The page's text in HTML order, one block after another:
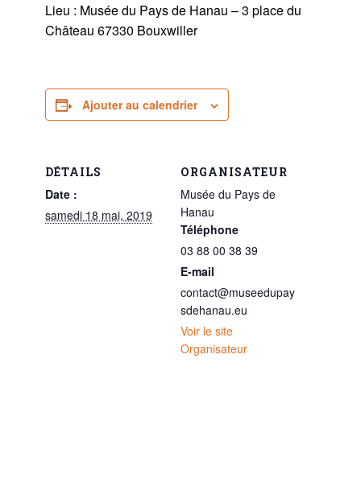
Lieu : Musée du Pays de Hanau – 3 place du
Château 67330 Bouxwiller
Ajouter au calendrier
DÉTAILS
Date :
samedi 18 mai, 2019
ORGANISATEUR
Musée du Pays de
Hanau
Téléphone
03 88 00 38 39
E-mail
contact@museedupay
sdehanau.eu
Voir le site
Organisateur